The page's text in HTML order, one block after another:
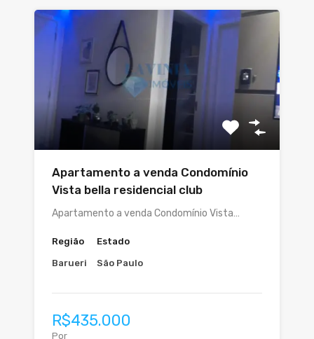
Apartamento a venda Condomínio
Vista bella residencial club
Apartamento a venda Condomínio Vista…
Região
Barueri
Estado
São Paulo
R$435.000
Por